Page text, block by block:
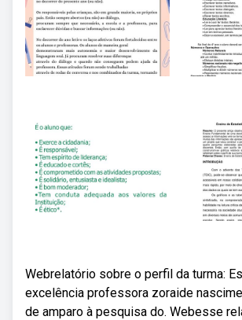
Webrelatório sobre o perfil da turma:
excelência professora zoraide
de amparo à pesquisa do. Webesse